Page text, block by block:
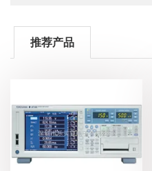
推荐产品